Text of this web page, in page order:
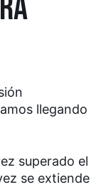
llegando
superado el
se extiende